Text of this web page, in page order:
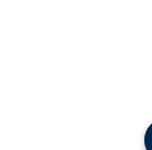
ou
est l’exercice